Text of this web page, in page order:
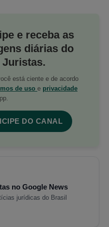
e receba as
diárias do
Juristas.
está ciente e de acordo
de uso e privacidade
DO CANAL
no Google News
jurídicas do Brasil